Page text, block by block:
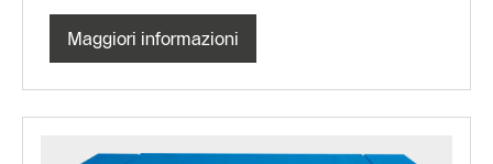
Maggiori informazioni